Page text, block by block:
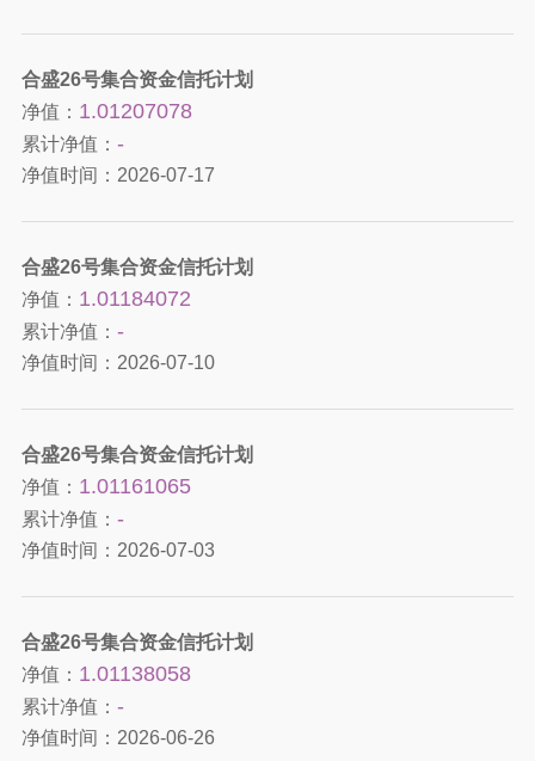
合盛26号集合资金信托计划
净值： 1.01207078
累计净值： -
净值时间： 2026-07-17
合盛26号集合资金信托计划
净值： 1.01184072
累计净值： -
净值时间： 2026-07-10
合盛26号集合资金信托计划
净值： 1.01161065
累计净值： -
净值时间： 2026-07-03
合盛26号集合资金信托计划
净值： 1.01138058
累计净值： -
净值时间： 2026-06-26